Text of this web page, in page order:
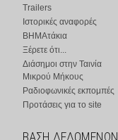
Trailers
Ιστορικές αναφορές
ΒΗΜΑτάκια
Ξέρετε ότι...
Διάσημοι στην Ταινία
Μικρού Μήκους
Ραδιοφωνικές εκπομπές
Προτάσεις για το site
ΒΑΣΗ ΔΕΔΟΜΕΝΩΝ